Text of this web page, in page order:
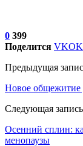
0 399
Поделится VK
Предыдущая
Новое общежитие
Следующая запись
Осенний сплин:
менопаузы